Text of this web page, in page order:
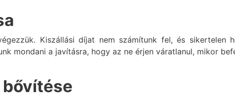
Kiszállási díjat nem számítunk fel, és sikertelen
mondani a javításra, hogy az ne érjen váratlanul, mikor